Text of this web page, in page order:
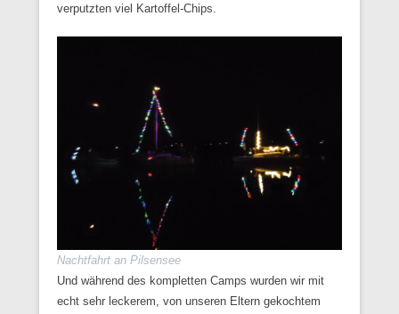
verputzten viel Kartoffel-Chips.
Nachtfahrt an Pilsensee
Und während des kompletten Camps wurden wir mit
echt sehr leckerem, von unseren Eltern gekochtem